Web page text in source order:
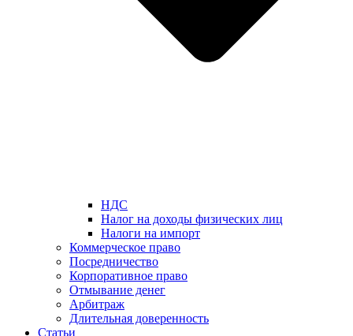
НДС
Налог на доходы физических лиц
Налоги на импорт
Коммерческое право
Посредничество
Корпоративное право
Отмывание денег
Арбитраж
Длительная доверенность
Статьи